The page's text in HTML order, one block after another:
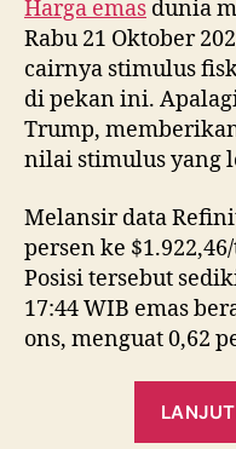
Harga emas dunia
Rabu 21 Oktober
cairnya stimulus
di pekan ini.
Trump,
nilai stimulus yang
Melansir data
persen ke
Posisi tersebut
17:44 WIB emas
ons, menguat 0,62